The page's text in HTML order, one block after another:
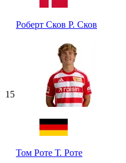
Роберт Сков Р. Сков
15
Том Роте Т. Роте